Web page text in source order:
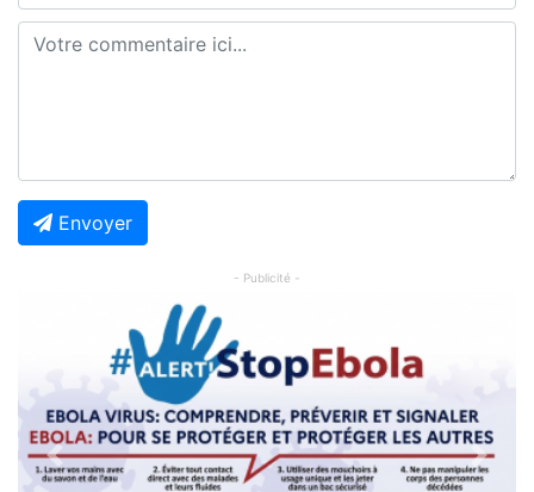
Envoyer
- Publicité -
Previous Next